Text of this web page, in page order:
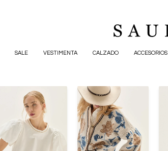
SALE VESTIMENTA CALZADO ACCESORIOS